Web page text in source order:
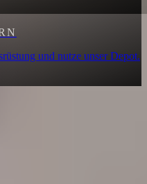
und nutze unser Depot.